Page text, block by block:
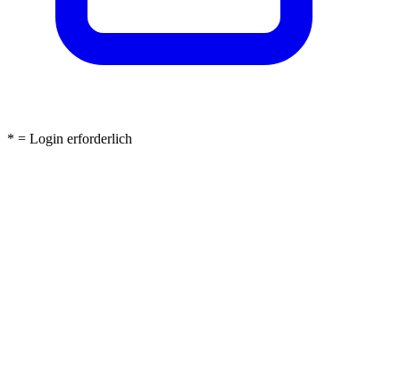
* = Login erforderlich